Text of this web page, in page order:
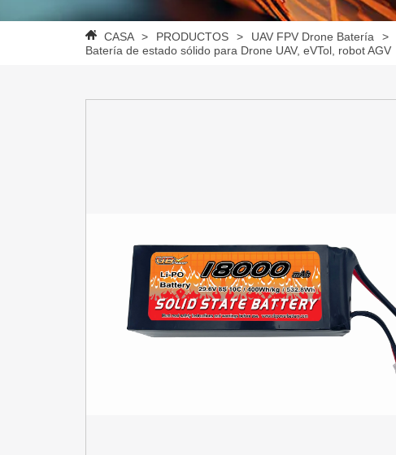
CASA > PRODUCTOS > UAV FPV Drone Batería >
Batería de estado sólido para Drone UAV, eVTol, robot AGV